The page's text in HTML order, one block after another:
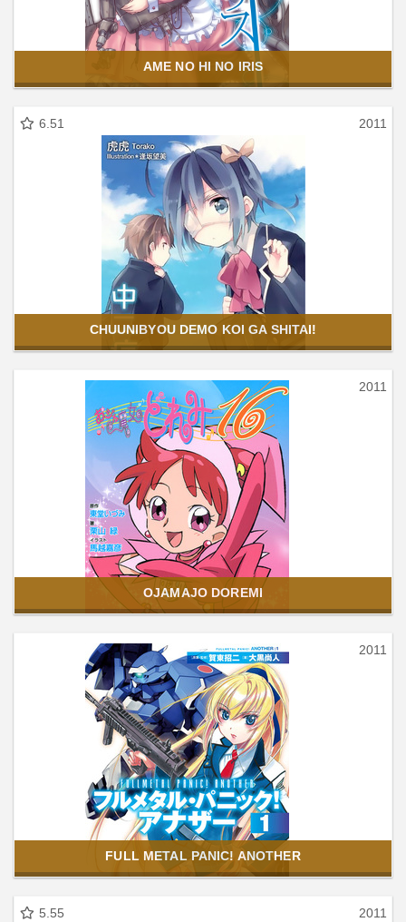
AME NO HI NO IRIS
6.51 2011
CHUUNIBYOU DEMO KOI GA SHITAI!
2011
OJAMAJO DOREMI
2011
FULL METAL PANIC! ANOTHER
5.55 2011